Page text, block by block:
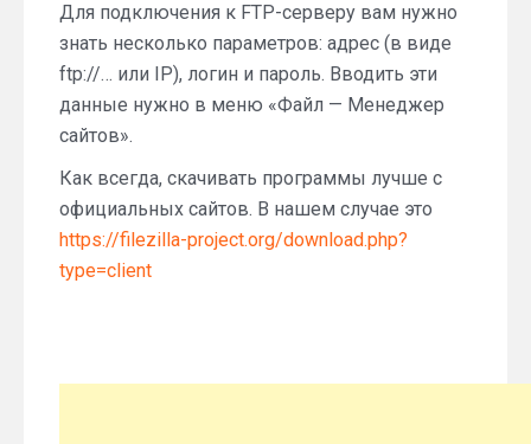
Для подключения к FTP-серверу вам нужно
знать несколько параметров: адрес (в виде
ftp://… или IP), логин и пароль. Вводить эти
данные нужно в меню «Файл — Менеджер
сайтов».
Как всегда, скачивать программы лучше с
официальных сайтов. В нашем случае это
https://filezilla-project.org/download.php?
type=client